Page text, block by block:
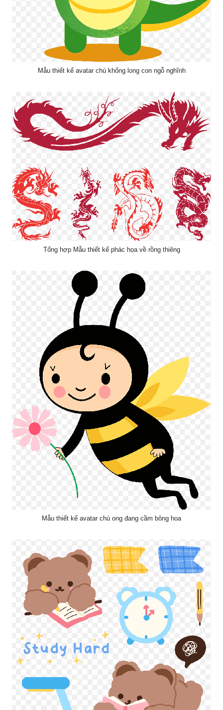
Mẫu thiết kế avatar chú khổng long con ngỗ nghĩnh
Tổng hợp Mẫu thiết kế phác họa về rồng thiêng
Mẫu thiết kế avatar chú ong đang cầm bông hoa